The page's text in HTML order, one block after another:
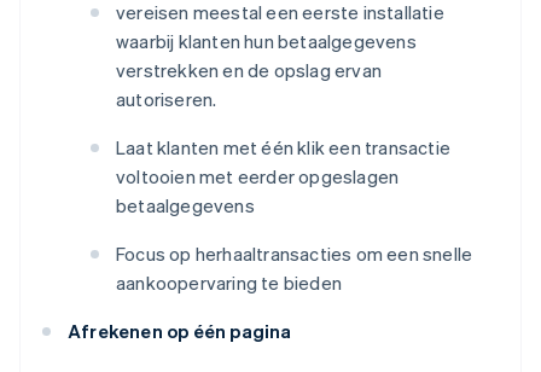
vereisen meestal een eerste installatie
waarbij klanten hun betaalgegevens
verstrekken en de opslag ervan
autoriseren.
Laat klanten met één klik een transactie
voltooien met eerder opgeslagen
betaalgegevens
Focus op herhaaltransacties om een snelle
aankoopervaring te bieden
Afrekenen op één pagina